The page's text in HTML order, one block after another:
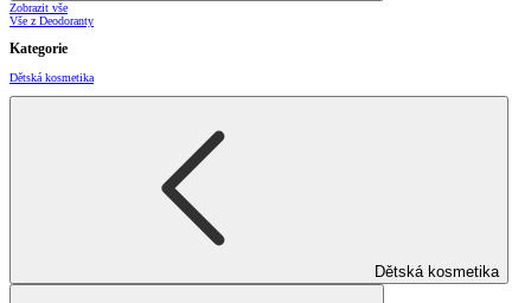
Zobrazit vše
Vše z Deodoranty
Kategorie
Dětská kosmetika
Dětská kosmetika